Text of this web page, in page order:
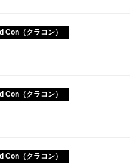
Con（クラコン）
Con（クラコン）
Con（クラコン）